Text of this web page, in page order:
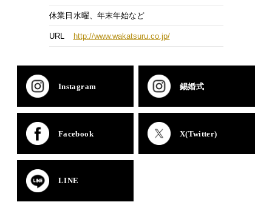
休業日 水曜、年末年始など
URL http://www.wakatsuru.co.jp/
Instagram 錫婚式
Facebook X(Twitter)
LINE